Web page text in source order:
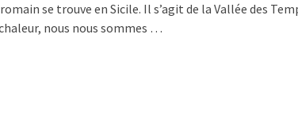
se trouve en Sicile. Il s’agit de la Vallée des
nous nous sommes …